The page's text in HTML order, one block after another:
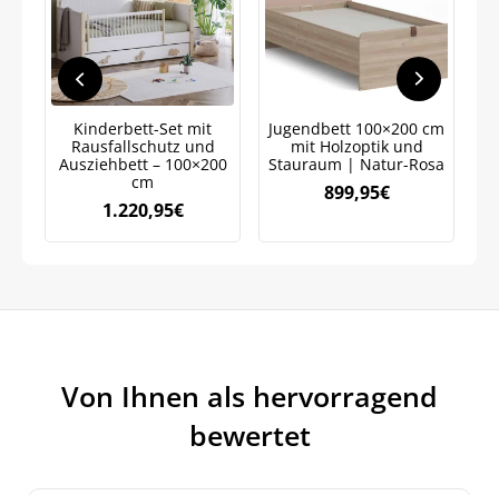
Kinderbett-Set mit
Rausfallschutz und
Ausziehbett – 100×200
cm
1.220,95€
Jugendbett 100×200 cm
mit Holzoptik und
Stauraum | Natur-Rosa
899,95€
Von Ihnen als hervorragend
bewertet
Jetzt5% Rabatt
auf Ihre erste Bestellung sichern!
Meinen Code senden